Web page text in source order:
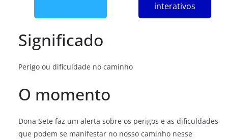
interativos
Significado
Perigo ou dificuldade no caminho
O momento
Dona Sete faz um alerta sobre os perigos e as dificuldades
que podem se manifestar no nosso caminho nesse